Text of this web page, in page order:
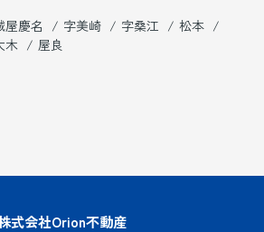
屋慶名 字美崎 字桑江
松本
木
屋良
式会社Orion不動産